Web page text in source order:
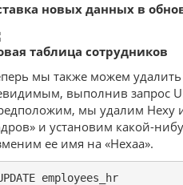
новых данных в
таблица сотрудников
мы также можем удалить
выполнив запрос
мы удалим Неху
и установим какой-
ее имя на «Нехаа».
employees_hr